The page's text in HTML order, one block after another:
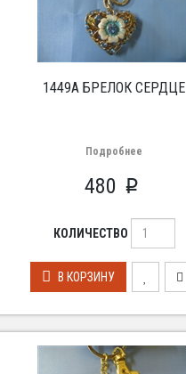
1449A БРЕЛОК СЕРДЦЕ
Подробнее
480 p
КОЛИЧЕСТВО
В КОРЗИНУ